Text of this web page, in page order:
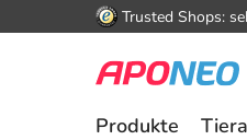
Trusted Shops:
Produkte